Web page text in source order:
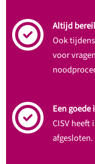
Altijd
Ook
voor
Een
CISV heeft